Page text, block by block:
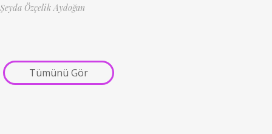
Şeyda Özçelik Aydoğan
Tümünü Gör